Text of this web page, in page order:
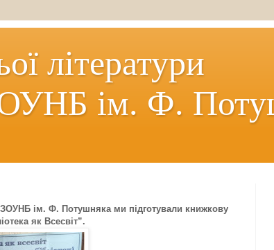
літератури
ОУНБ ім. Ф.
ЗОУНБ ім. Ф. Потушняка ми підготували книжкову
як Всесвіт”.